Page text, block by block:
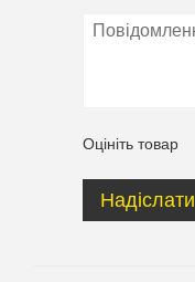
Оцініть товар
Надіслати